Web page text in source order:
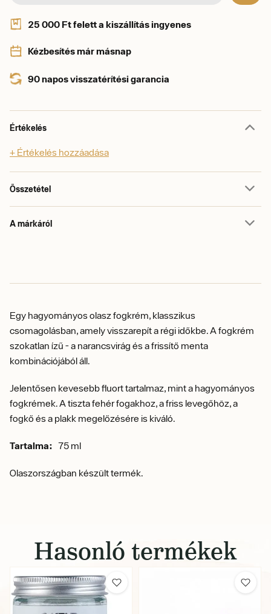
25 000 Ft felett a kiszállítás ingyenes
Kézbesítés már másnap
90 napos visszatérítési garancia
Értékelés
+ Értékelés hozzáadása
Összetétel
A márkáról
Egy hagyományos olasz fogkrém, klasszikus
csomagolásban, amely visszarepít a régi időkbe. A fogkrém
szokatlan ízű - a narancsvirág és a frissítő menta
kombinációjából áll.
Jelentősen kevesebb fluort tartalmaz, mint a hagyományos
fogkrémek. A tiszta fehér fogakhoz, a friss levegőhöz, a
fogkő és a plakk megelőzésére is kiváló.
Tartalma: 75 ml
Olaszországban készült termék.
Hasonló termékek